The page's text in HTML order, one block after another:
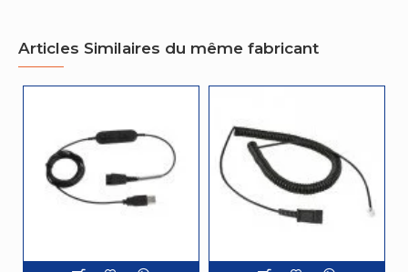
Articles Similaires du même fabricant